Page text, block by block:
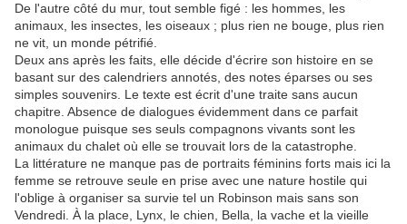
De l'autre côté du mur, tout semble figé : les hommes, les
animaux, les insectes, les oiseaux ; plus rien ne bouge, plus rien
ne vit, un monde pétrifié.
Deux ans après les faits, elle décide d'écrire son histoire en se
basant sur des calendriers annotés, des notes éparses ou ses
simples souvenirs. Le texte est écrit d'une traite sans aucun
chapitre. Absence de dialogues évidemment dans ce parfait
monologue puisque ses seuls compagnons vivants sont les
animaux du chalet où elle se trouvait lors de la catastrophe.
La littérature ne manque pas de portraits féminins forts mais ici la
femme se retrouve seule en prise avec une nature hostile qui
l'oblige à organiser sa survie tel un Robinson mais sans son
Vendredi. À la place, Lynx, le chien, Bella, la vache et la vieille